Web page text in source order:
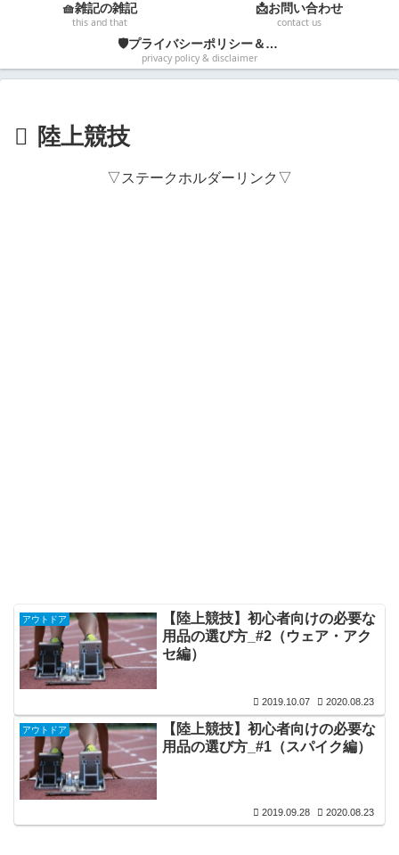
🧺雑記の雑記
this and that
📩お問い合わせ
contact us
🛡️プライバシーポリシー＆免責事項
privacy policy & disclaimer
陸上競技
▽ステークホルダーリンク▽
アウトドア
【陸上競技】初心者向けの必要な
用品の選び方_#2（ウェア・アク
セ編）
2019.10.07 2020.08.23
アウトドア
【陸上競技】初心者向けの必要な
用品の選び方_#1（スパイク編）
2019.09.28 2020.08.23